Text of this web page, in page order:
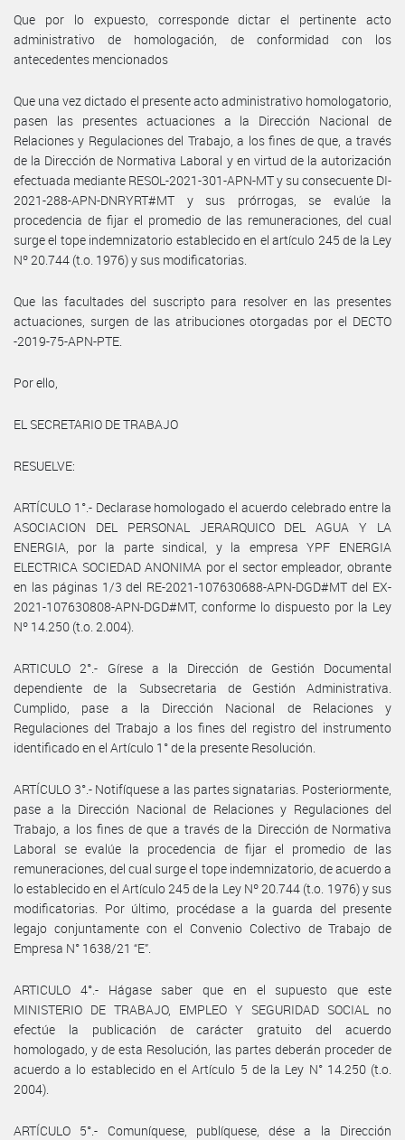
Que por lo expuesto, corresponde dictar el pertinente acto
administrativo de homologación, de conformidad con los
antecedentes mencionados
Que una vez dictado el presente acto administrativo homologatorio,
pasen las presentes actuaciones a la Dirección Nacional de
Relaciones y Regulaciones del Trabajo, a los fines de que, a través
de la Dirección de Normativa Laboral y en virtud de la autorización
efectuada mediante RESOL-2021-301-APN-MT y su consecuente DI-
2021-288-APN-DNRYRT#MT y sus prórrogas, se evalúe la
procedencia de fijar el promedio de las remuneraciones, del cual
surge el tope indemnizatorio establecido en el artículo 245 de la Ley
Nº 20.744 (t.o. 1976) y sus modificatorias.
Que las facultades del suscripto para resolver en las presentes
actuaciones, surgen de las atribuciones otorgadas por el DECTO
-2019-75-APN-PTE.
Por ello,
EL SECRETARIO DE TRABAJO
RESUELVE:
ARTÍCULO 1°.- Declarase homologado el acuerdo celebrado entre la
ASOCIACION DEL PERSONAL JERARQUICO DEL AGUA Y LA
ENERGIA, por la parte sindical, y la empresa YPF ENERGIA
ELECTRICA SOCIEDAD ANONIMA por el sector empleador, obrante
en las páginas 1/3 del RE-2021-107630688-APN-DGD#MT del EX-
2021-107630808-APN-DGD#MT, conforme lo dispuesto por la Ley
Nº 14.250 (t.o. 2.004).
ARTICULO 2°.- Gírese a la Dirección de Gestión Documental
dependiente de la Subsecretaria de Gestión Administrativa.
Cumplido, pase a la Dirección Nacional de Relaciones y
Regulaciones del Trabajo a los fines del registro del instrumento
identificado en el Artículo 1° de la presente Resolución.
ARTÍCULO 3°.- Notifíquese a las partes signatarias. Posteriormente,
pase a la Dirección Nacional de Relaciones y Regulaciones del
Trabajo, a los fines de que a través de la Dirección de Normativa
Laboral se evalúe la procedencia de fijar el promedio de las
remuneraciones, del cual surge el tope indemnizatorio, de acuerdo a
lo establecido en el Artículo 245 de la Ley Nº 20.744 (t.o. 1976) y sus
modificatorias. Por último, procédase a la guarda del presente
legajo conjuntamente con el Convenio Colectivo de Trabajo de
Empresa N° 1638/21 “E”.
ARTICULO 4°.- Hágase saber que en el supuesto que este
MINISTERIO DE TRABAJO, EMPLEO Y SEGURIDAD SOCIAL no
efectúe la publicación de carácter gratuito del acuerdo
homologado, y de esta Resolución, las partes deberán proceder de
acuerdo a lo establecido en el Artículo 5 de la Ley N° 14.250 (t.o.
2004).
ARTÍCULO 5°.- Comuníquese, publíquese, dése a la Dirección